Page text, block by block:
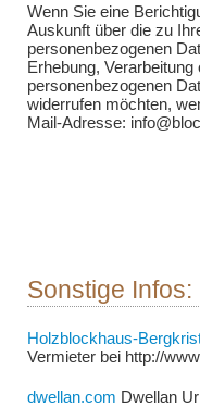
Wenn Sie eine
Auskunft über die zu
personenbezogenen
Erhebung,
personenbezogenen
widerrufen möchten,
Mail-Adresse:
Sonstige Infos:
Holzblockhaus-
Vermieter bei http://
dwellan.com Dwellan